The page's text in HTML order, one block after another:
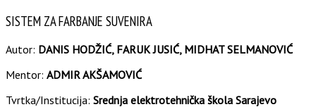
SISTEM ZA FARBANJE SUVENIRA
Autor: DANIS HODŽIĆ, FARUK JUSIĆ, MIDHAT SELMANOVIĆ
Mentor: ADMIR AKŠAMOVIĆ
Tvrtka/Institucija: Srednja elektrotehnička škola Sarajevo